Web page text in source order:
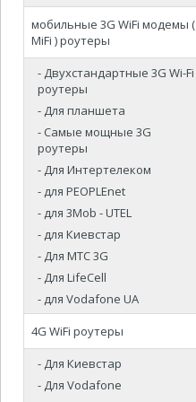
мобильные 3G WiFi модемы (
MiFi ) роутеры
- Двухстандартные 3G Wi-Fi
роутеры
- Для планшета
- Самые мощные 3G
роутеры
- Для Интертелеком
- для PEOPLEnet
- для 3Mob - UTEL
- для Киевстар
- Для МТС 3G
- Для LifeCell
- для Vodafone UA
4G WiFi роутеры
- Для Киевстар
- Для Vodafone